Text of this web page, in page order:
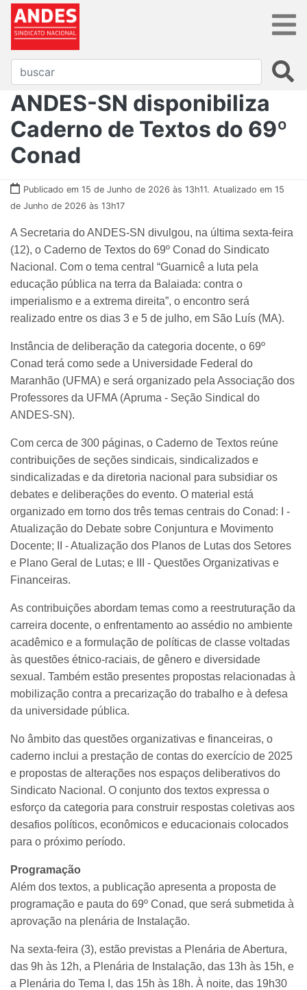
ANDES-SN disponibiliza
Caderno de Textos do 69º
Conad
Publicado em 15 de Junho de 2026 às 13h11. Atualizado em 15
de Junho de 2026 às 13h17
A Secretaria do ANDES-SN divulgou, na última sexta-feira
(12), o Caderno de Textos do 69º Conad do Sindicato
Nacional. Com o tema central “Guarnicê a luta pela
educação pública na terra da Balaiada: contra o
imperialismo e a extrema direita”, o encontro será
realizado entre os dias 3 e 5 de julho, em São Luís (MA).
Instância de deliberação da categoria docente, o 69º
Conad terá como sede a Universidade Federal do
Maranhão (UFMA) e será organizado pela Associação dos
Professores da UFMA (Apruma - Seção Sindical do
ANDES-SN).
Com cerca de 300 páginas, o Caderno de Textos reúne
contribuições de seções sindicais, sindicalizados e
sindicalizadas e da diretoria nacional para subsidiar os
debates e deliberações do evento. O material está
organizado em torno dos três temas centrais do Conad: I -
Atualização do Debate sobre Conjuntura e Movimento
Docente; II - Atualização dos Planos de Lutas dos Setores
e Plano Geral de Lutas; e III - Questões Organizativas e
Financeiras.
As contribuições abordam temas como a reestruturação da
carreira docente, o enfrentamento ao assédio no ambiente
acadêmico e a formulação de políticas de classe voltadas
às questões étnico-raciais, de gênero e diversidade
sexual. Também estão presentes propostas relacionadas à
mobilização contra a precarização do trabalho e à defesa
da universidade pública.
No âmbito das questões organizativas e financeiras, o
caderno inclui a prestação de contas do exercício de 2025
e propostas de alterações nos espaços deliberativos do
Sindicato Nacional. O conjunto dos textos expressa o
esforço da categoria para construir respostas coletivas aos
desafios políticos, econômicos e educacionais colocados
para o próximo período.
Programação
Além dos textos, a publicação apresenta a proposta de
programação e pauta do 69º Conad, que será submetida à
aprovação na plenária de Instalação.
Na sexta-feira (3), estão previstas a Plenária de Abertura,
das 9h às 12h, a Plenária de Instalação, das 13h às 15h, e
a Plenária do Tema I, das 15h às 18h. À noite, das 19h30